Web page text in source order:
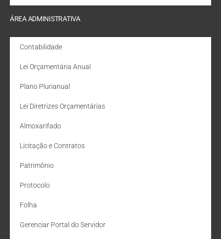
ÁREA ADMINISTRATIVA
Contabilidade
Lei Orçamentária Anual
Plano Plurianual
Lei Diretrizes Orçamentárias
Almoxarifado
Licitação e Contratos
Patrimônio
Protocolo
Folha
Gerenciar Portal do Servidor